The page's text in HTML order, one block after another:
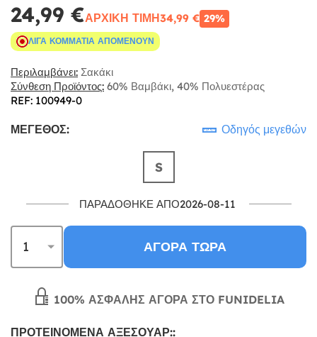
24,99 €ΑΡΧΙΚΉ ΤΙΜΉ34,99 € 29%
ΛΊΓΑ ΚΟΜΜΆΤΙΑ ΑΠΟΜΈΝΟΥΝ
Περιλαμβάνει: Σακάκι
Σύνθεση Προϊόντος: 60% Βαμβάκι, 40% Πολυεστέρας
REF: 100949-0
ΜΈΓΕΘΟΣ: Οδηγός μεγεθών
S
ΠΑΡΑΔΌΘΗΚΕ ΑΠΌ2026-08-11
ΑΓΟΡΆ ΤΏΡΑ
100% ΑΣΦΑΛΉΣ ΑΓΟΡΆ ΣΤΟ FUNIDELIA
ΠΡΟΤΕΙΝΌΜΕΝΑ ΑΞΕΣΟΥΆΡ::